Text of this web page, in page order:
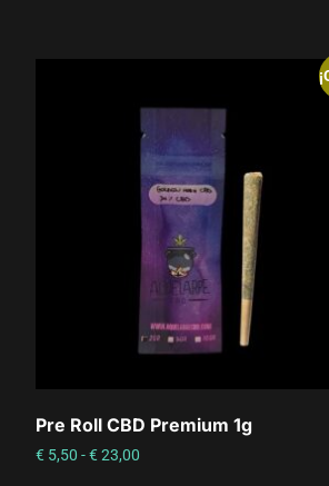
Pre Roll CBD Premium 1g
€ 5,50 -€ 23,00